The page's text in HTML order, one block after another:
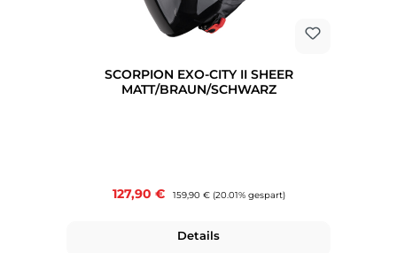
SCORPION EXO-CITY II SHEER
MATT/BRAUN/SCHWARZ
Verkaufspreis:
127,90 € Regulärer Preis:
159,90 € (20.01% gespart)
Details